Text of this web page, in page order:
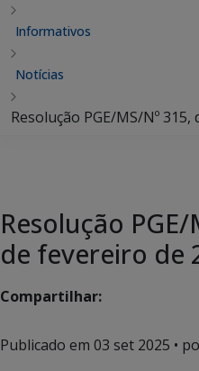
Informativos
Notícias
Resolução PGE/MS/Nº
Resolução
de fevereiro de
Compartilhar:
Publicado em 03 set 2025 •